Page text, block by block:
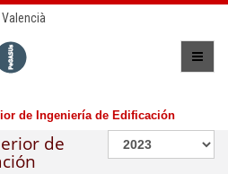
Valencià
de Ingeniería de Edificación
de